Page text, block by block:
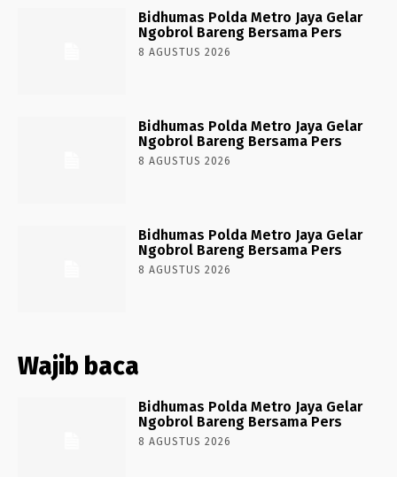
Bidhumas Polda Metro Jaya Gelar
Ngobrol Bareng Bersama Pers
8 AGUSTUS 2026
Bidhumas Polda Metro Jaya Gelar
Ngobrol Bareng Bersama Pers
8 AGUSTUS 2026
Bidhumas Polda Metro Jaya Gelar
Ngobrol Bareng Bersama Pers
8 AGUSTUS 2026
Wajib baca
Bidhumas Polda Metro Jaya Gelar
Ngobrol Bareng Bersama Pers
8 AGUSTUS 2026